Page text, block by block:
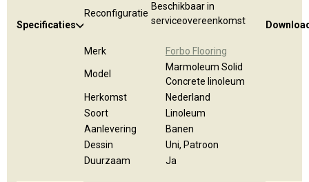
Specificaties
Reconfiguratie
Beschikbaar in
serviceovereenkomst
Merk Forbo Flooring
Model
Marmoleum Solid
Concrete linoleum
Herkomst
Nederland
Soort
Linoleum
Aanlevering
Banen
Dessin
Uni, Patroon
Duurzaam
Ja